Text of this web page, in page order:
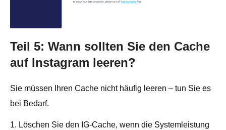
Teil 5: Wann sollten Sie den Cache
auf Instagram leeren?
Sie müssen Ihren Cache nicht häufig leeren – tun Sie es
bei Bedarf.
1. Löschen Sie den IG-Cache, wenn die Systemleistung